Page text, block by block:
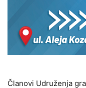
Članovi Udruženja